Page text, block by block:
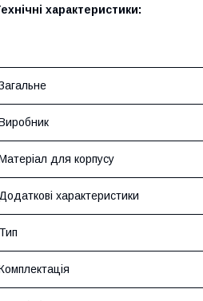
характеристики:
для корпусу
характеристики